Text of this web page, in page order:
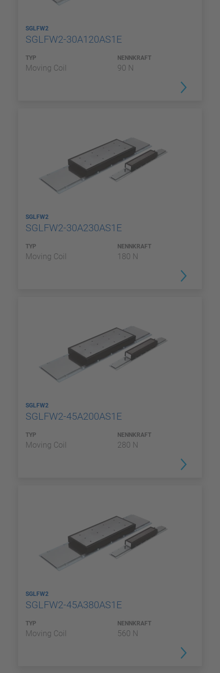
SGLFW2
SGLFW2-30A120AS1E
TYP
Moving Coil
NENNKRAFT
90 N
SGLFW2
SGLFW2-30A230AS1E
TYP
Moving Coil
NENNKRAFT
180 N
SGLFW2
SGLFW2-45A200AS1E
TYP
Moving Coil
NENNKRAFT
280 N
SGLFW2
SGLFW2-45A380AS1E
TYP
Moving Coil
NENNKRAFT
560 N